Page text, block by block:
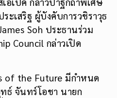
ะเสริฐ ผู้บังคับการวชิราวุธ
Soh ประธานร่วม
Council กล่าวเปิด
of the Future มีกำหนด
ธ์ จันทร์โอชา นายก